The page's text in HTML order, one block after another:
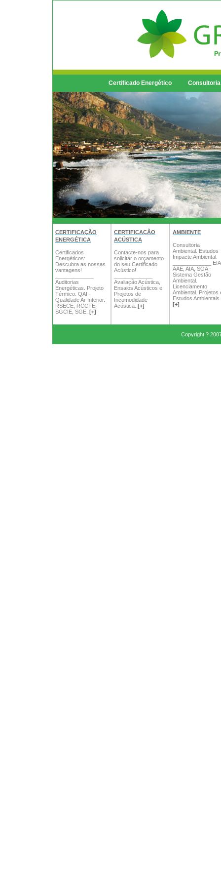
Certificado Energético
CERTIFICAÇÃO
ENERGÉTICA
Certificados
Energéticos:
Descubra as nossas
vantagens!
Auditorias
Energéticas. Projeto
Térmico. QAI -
Qualidade Ar Interior.
RSECE, RCCTE,
SGCIE, SGE. [+]
CERTIFICAÇÃO
ACÚSTICA
Contacte-nos para
solicitar o orçamento
do seu Certificado
Acústico!
Avaliação Acústica,
Ensaios Acústicos e
Projetos de
Incomodidade
Acústica. [+]
AMBIENTE
Consultoria
Ambiental. Estudos
Impacte Ambiental.
_____________
AAE, AIA, SGA -
Sistema Gestão
Ambiental.
Licenciamento
Ambiental. Projetos
Estudos Ambientais.
[+]
Copyright ?